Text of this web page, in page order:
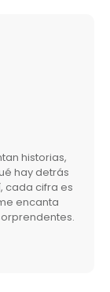
historias,
hay detrás
cada cifra es
encanta